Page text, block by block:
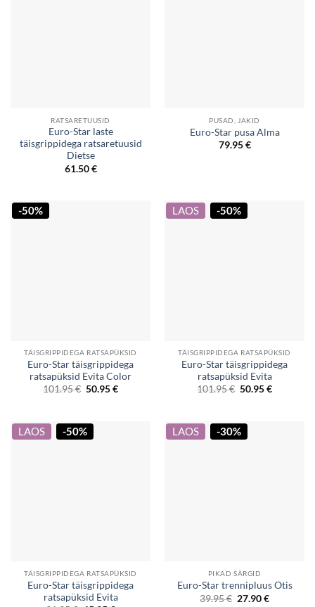
RATSARETUUSID
Euro-Star laste
täisgrippidega ratsaretuusid
Dietse
61.50€
PUSAD, JAKID
Euro-Star pusa Alma
79.95€
-50%
TÄISGRIPPIDEGA RATSAPÜKSID
Euro-Star täisgrippidega
ratsapüksid Evita Color
101.95€ Original
50.95€Current
LAOS -50%
TÄISGRIPPIDEGA RATSAPÜKSID
Euro-Star täisgrippidega
ratsapüksid Evita
101.95€ Original
50.95€Current
LAOS -50%
TÄISGRIPPIDEGA RATSAPÜKSID
Euro-Star täisgrippidega
ratsapüksid Evita
LAOS -30%
PIKAD SÄRGID
Euro-Star trennipluus Otis
39.95€ Original
27.90€Current